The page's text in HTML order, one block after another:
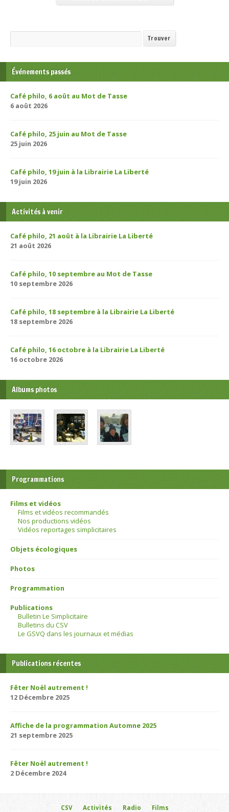
Recherche Trouver
Événements passés
Café philo, 6 août au Mot de Tasse
6 août 2026
Café philo, 25 juin au Mot de Tasse
25 juin 2026
Café philo, 19 juin à la Librairie La Liberté
19 juin 2026
Activités à venir
Café philo, 21 août à la Librairie La Liberté
21 août 2026
Café philo, 10 septembre au Mot de Tasse
10 septembre 2026
Café philo, 18 septembre à la Librairie La Liberté
18 septembre 2026
Café philo, 16 octobre à la Librairie La Liberté
16 octobre 2026
Albums photos
Programmations
Films et vidéos
Films et vidéos recommandés
Nos productions vidéos
Vidéos reportages simplicitaires
Objets écologiques
Photos
Programmation
Publications
Bulletin Le Simplicitaire
Bulletins du CSV
Le GSVQ dans les journaux et médias
Publications récentes
Fêter Noël autrement !
12 Décembre 2025
Affiche de la programmation Automne 2025
21 septembre 2025
Fêter Noël autrement !
2 Décembre 2024
CSV Activités Radio Films